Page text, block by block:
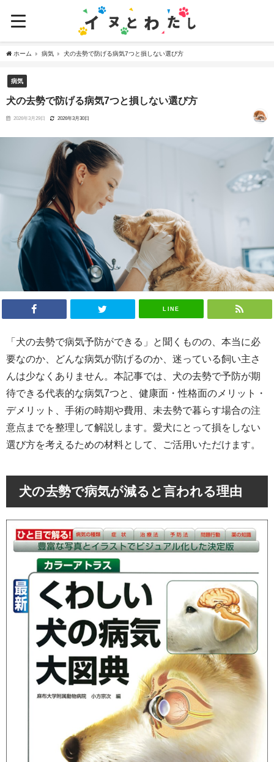
ホーム 病気 犬の去勢で防げる病気7つと損しない選び方
病気
犬の去勢で防げる病気7つと損しない選び方
2026年3月29日 2026年3月30日
LINE
「犬の去勢で病気予防ができる」と聞くものの、本当に必
要なのか、どんな病気が防げるのか、迷っている飼い主さ
んは少なくありません。本記事では、犬の去勢で予防が期
待できる代表的な病気7つと、健康面・性格面のメリット・
デメリット、手術の時期や費用、未去勢で暮らす場合の注
意点までを整理して解説します。愛犬にとって損をしない
選び方を考えるための材料として、ご活用いただけます。
犬の去勢で病気が減ると言われる理由